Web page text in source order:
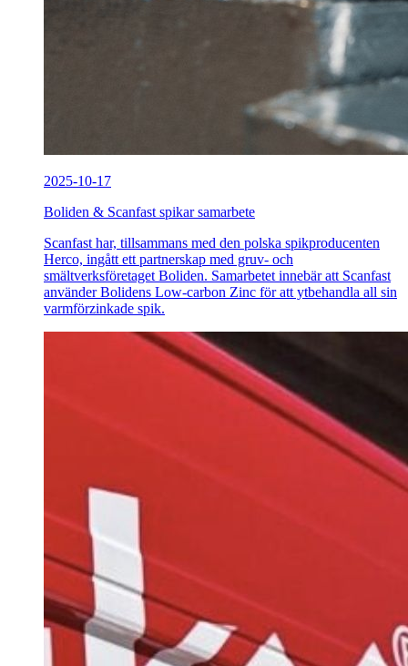
2025-10-17
Boliden & Scanfast spikar samarbete
Scanfast har, tillsammans med den polska spikproducenten
Herco, ingått ett partnerskap med gruv- och
smältverksföretaget Boliden. Samarbetet innebär att Scanfast
använder Bolidens Low-carbon Zinc för att ytbehandla all sin
varmförzinkade spik.